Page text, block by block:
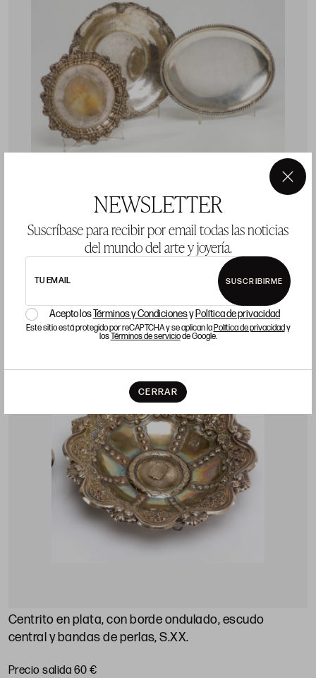
NEWSLETTER
Suscríbase para recibir por email todas las noticias
del mundo del arte y joyería.
TU EMAIL SUSCRIBIRME
Acepto losTérminos y Condicionesy Política de privacidad
Este sitio está protegido por reCAPTCHA y se aplican laPolítica de privacidady
losTérminos de serviciode Google.
CERRAR
×
Plato de plata española punzonada, ley 916, S.XX.
Precio salida 40 €
Centrito en plata, con borde ondulado, escudo
central y bandas de perlas, S.XX.
Precio salida 60 €